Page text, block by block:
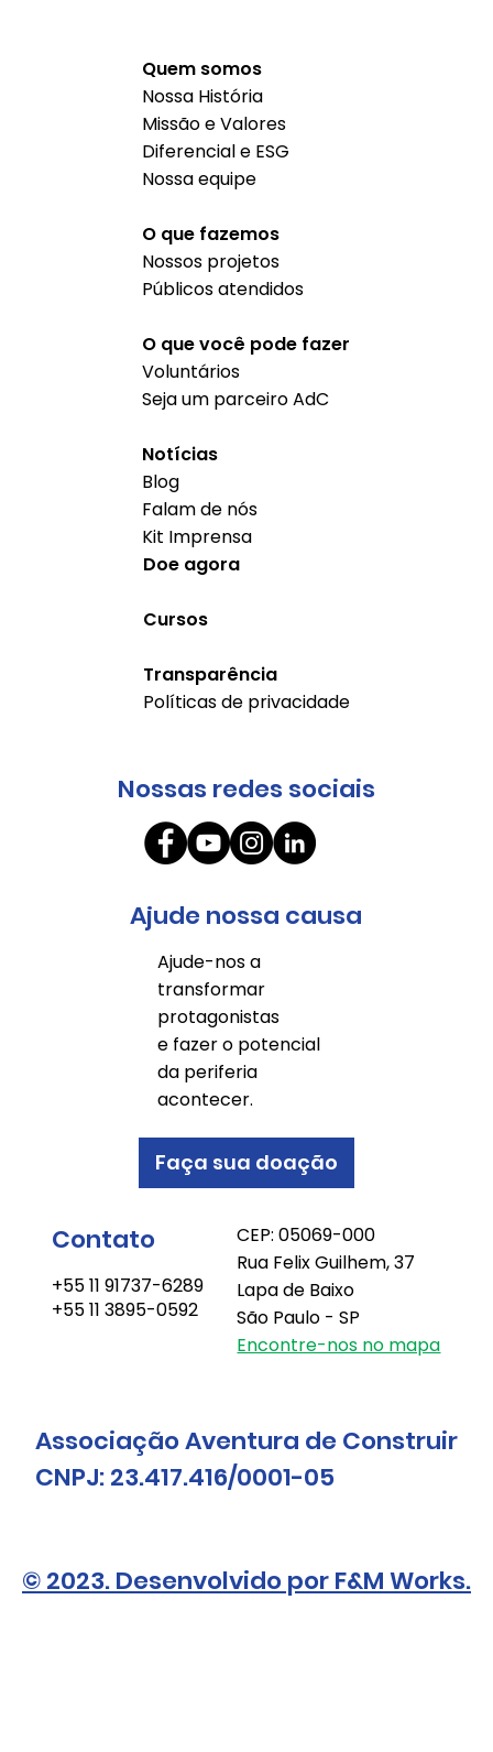
Nossas redes sociais
Ajude nossa causa
Ajude-nos a
transformar
protagonistas
e fazer o potencial
da periferia
acontecer.
Faça sua doação
Contato
+55 11 91737-6289
+55 11 3895-0592
CEP: 05069-000
Rua Felix Guilhem, 37
Lapa de Baixo
São Paulo - SP
Encontre-nos no mapa
© 2023. Desenvolvido por F&M Works.
Associação Aventura de Construir
CNPJ: 23.417.416/0001-05
Quem somos
Nossa História
Missão e Valores
Diferencial e ESG
Nossa equipe
O que fazemos
Nossos projetos
Públicos atendidos
O que você pode fazer
Voluntários
Seja um parceiro AdC
Notícias
Blog
Falam de nós
Kit Imprensa
Doe agora
Cursos
Transparência
Políticas de privacidade